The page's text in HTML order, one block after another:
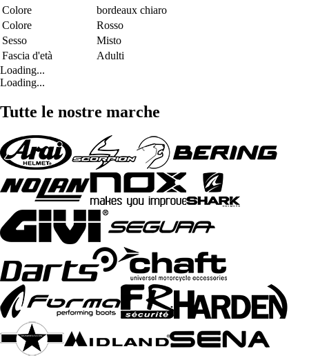
Colore
bordeaux chiaro
Colore
Rosso
Sesso
Misto
Fascia d'età
Adulti
Loading...
Loading...
Tutte le nostre marche